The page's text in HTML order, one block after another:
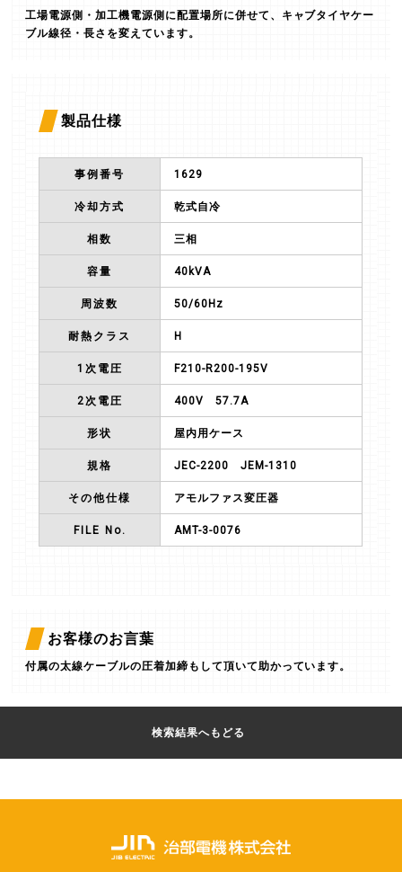
工場電源側・加工機電源側に配置場所に併せて、キャブタイヤケー
ブル線径・長さを変えています。
製品仕様
事例番号 1629
冷却方式 乾式自冷
相数 三相
容量 40kVA
周波数 50/60Hz
耐熱クラス H
1次電圧 F210-R200-195V
2次電圧 400V 57.7A
形状 屋内用ケース
規格 JEC-2200 JEM-1310
その他仕様 アモルファス変圧器
FILE No. AMT-3-0076
お客様のお言葉
付属の太線ケーブルの圧着加締もして頂いて助かっています。
検索結果へもどる